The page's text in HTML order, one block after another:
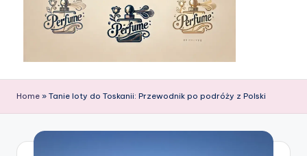
Home » Tanie loty do Toskanii: Przewodnik po podróży z Polski